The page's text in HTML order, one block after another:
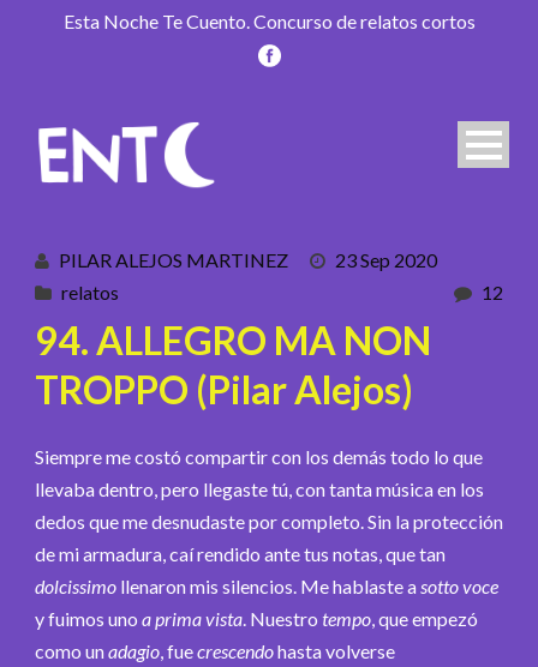
Esta Noche Te Cuento. Concurso de relatos cortos
PILAR ALEJOS MARTINEZ
23 Sep 2020
relatos
12
94. ALLEGRO MA NON
TROPPO (Pilar Alejos)
Siempre me costó compartir con los demás todo lo que
llevaba dentro, pero llegaste tú, con tanta música en los
dedos que me desnudaste por completo. Sin la protección
de mi armadura, caí rendido ante tus notas, que tan
dolcissimo llenaron mis silencios. Me hablaste asotto voce
y fuimos uno a prima vista. Nuestro tempo, que empezó
como unadagio, fuecrescendohasta volverse